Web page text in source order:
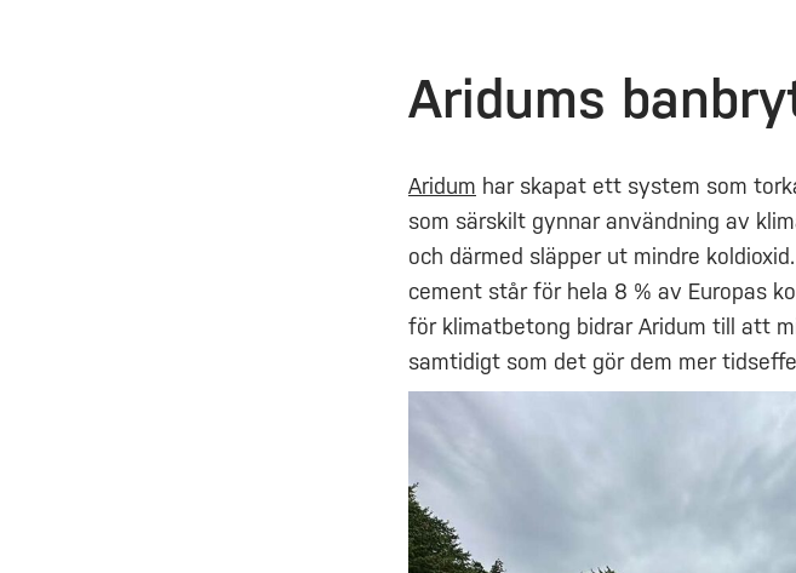
Aridums
Aridum har skapat ett system som
som särskilt gynnar användning av
och därmed släpper ut mindre
cement står för hela 8 % av Europas
för klimatbetong bidrar Aridum till att
samtidigt som det gör dem mer